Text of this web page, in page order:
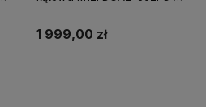
1 999,00 zł